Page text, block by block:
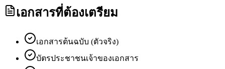
เอกสารที่ต้องเตรียม
เอกสารต้นฉบับ (ตัวจริง)
บัตรประชาชนเจ้าของเอกสาร